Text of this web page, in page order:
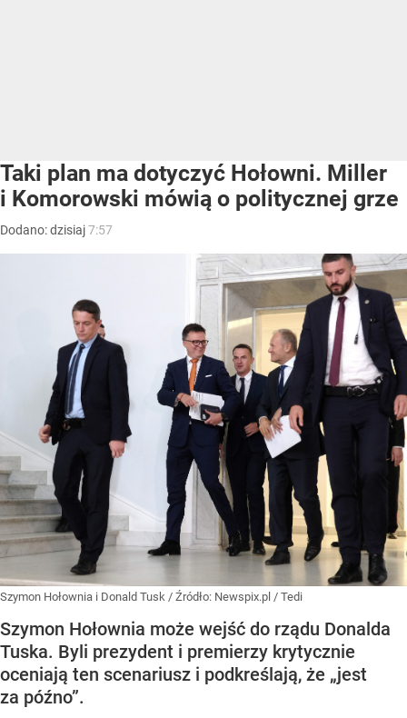
Taki plan ma dotyczyć Hołowni. Miller
i Komorowski mówią o politycznej grze
Dodano:dzisiaj7:57
Szymon Hołownia i Donald Tusk / Źródło: Newspix.pl / Tedi
Szymon Hołownia może wejść do rządu Donalda
Tuska. Byli prezydent i premierzy krytycznie
oceniają ten scenariusz i podkreślają, że „jest
za późno”.